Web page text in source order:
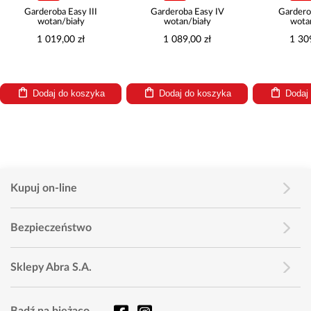
Garderoba Easy III
wotan/biały
1 019,00 zł
Dodaj do koszyka
Garderoba Easy IV
wotan/biały
1 089,00 zł
Dodaj do koszyka
1
Kupuj on-line
Bezpieczeństwo
Sklepy Abra S.A.